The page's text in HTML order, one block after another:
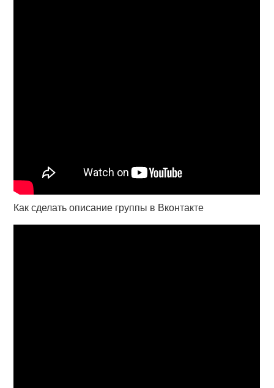
Как сделать описание группы в Вконтакте